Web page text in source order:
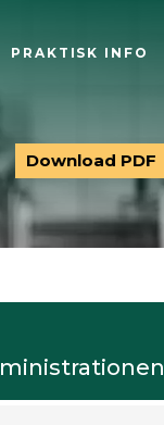
PRAKTISK INFO
Download PDF